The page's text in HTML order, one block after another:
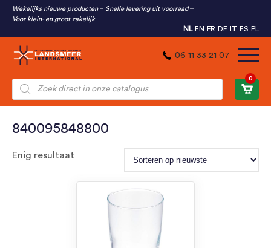
Wekelijks nieuwe producten
Snelle levering uit voorraad
Voor klein- en groot zakelijk
NL EN FR DE IT ES PL
06 11 33 21 07
Producten
zoeken
0
840095848800
Enig resultaat